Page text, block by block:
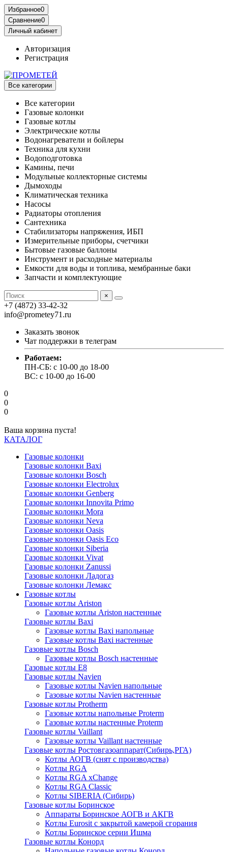
Избранное0
Сравнение0
Личный кабинет
Авторизация
Регистрация
Все категории
Все категории
Газовые колонки
Газовые котлы
Электрические котлы
Водонагреватели и бойлеры
Техника для кухни
Водоподготовка
Камины, печи
Модульные коллекторные системы
Дымоходы
Климатическая техника
Насосы
Радиаторы отопления
Сантехника
Стабилизаторы напряжения, ИБП
Измерительные приборы, счетчики
Бытовые газовые баллоны
Инструмент и расходные материалы
Емкости для воды и топлива, мембранные баки
Запчасти и комплектующие
×
+7 (4872) 33-42-32
info@prometey71.ru
Заказать звонок
Чат поддержки в телеграм
Работаем:
ПН-СБ: с 10-00 до 18-00
ВС: с 10-00 до 16-00
0
0
0
Ваша корзина пуста!
КАТАЛОГ
Газовые колонки
Газовые колонки Baxi
Газовые колонки Bosch
Газовые колонки Electrolux
Газовые колонки Genberg
Газовые колонки Innovita Primo
Газовые колонки Mora
Газовые колонки Neva
Газовые колонки Oasis
Газовые колонки Oasis Eco
Газовые колонки Siberia
Газовые колонки Vivat
Газовые колонки Zanussi
Газовые колонки Ладогаз
Газовые колонки Лемакс
Газовые котлы
Газовые котлы Ariston
Газовые котлы Ariston настенные
Газовые котлы Baxi
Газовые котлы Baxi напольные
Газовые котлы Baxi настенные
Газовые котлы Bosch
Газовые котлы Bosch настенные
Газовые котлы E8
Газовые котлы Navien
Газовые котлы Navien напольные
Газовые котлы Navien настенные
Газовые котлы Protherm
Газовые котлы напольные Proterm
Газовые котлы настенные Proterm
Газовые котлы Vaillant
Газовые котлы Vaillant настенные
Газовые котлы Ростовгазоаппарат(Сибирь,РГА)
Котлы АОГВ (снят с производства)
Котлы RGA
Котлы RGA xChange
Котлы RGA Classic
Котлы SIBERIA (Сибирь)
Газовые котлы Боринское
Аппараты Боринское АОГВ и АКГВ
Котлы Eurosit с закрытой камерой сгорания
Котлы Боринское серии Ишма
Газовые котлы Конорд